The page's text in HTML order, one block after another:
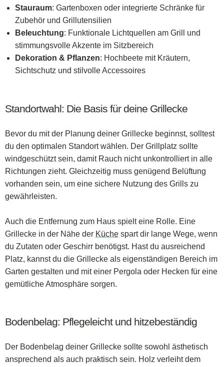
Stauraum: Gartenboxen oder integrierte Schränke für
Zubehör und Grillutensilien
Beleuchtung: Funktionale Lichtquellen am Grill und
stimmungsvolle Akzente im Sitzbereich
Dekoration & Pflanzen: Hochbeete mit Kräutern,
Sichtschutz und stilvolle Accessoires
Standortwahl: Die Basis für deine Grillecke
Bevor du mit der Planung deiner Grillecke beginnst, solltest
du den optimalen Standort wählen. Der Grillplatz sollte
windgeschützt sein, damit Rauch nicht unkontrolliert in alle
Richtungen zieht. Gleichzeitig muss genügend Belüftung
vorhanden sein, um eine sichere Nutzung des Grills zu
gewährleisten.
Auch die Entfernung zum Haus spielt eine Rolle. Eine
Grillecke in der Nähe der Küche spart dir lange Wege, wenn
du Zutaten oder Geschirr benötigst. Hast du ausreichend
Platz, kannst du die Grillecke als eigenständigen Bereich im
Garten gestalten und mit einer Pergola oder Hecken für eine
gemütliche Atmosphäre sorgen.
Bodenbelag: Pflegeleicht und hitzebeständig
Der Bodenbelag deiner Grillecke sollte sowohl ästhetisch
ansprechend als auch praktisch sein. Holz verleiht dem